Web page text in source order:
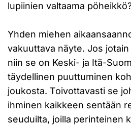
lupiinien valtaama
Yhden miehen
vakuuttava näyte. Jos jotain
niin se on Keski- ja Itä-
täydellinen puuttuminen
joukosta. Toivottavasti se
ihminen kaikkeen sentään
seuduilta, joilla perinteinen